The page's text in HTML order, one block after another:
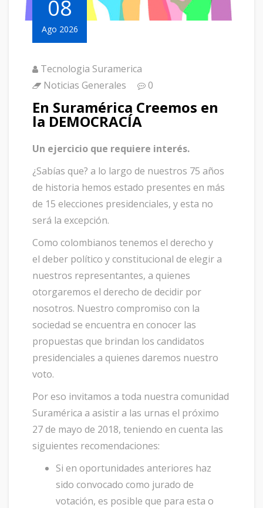
08
Ago 2026
Tecnologia Suramerica
Noticias Generales
0
En Suramérica Creemos en
la DEMOCRACÍA
Un ejercicio que requiere interés.
¿Sabías que? a lo largo de nuestros 75 años
de historia hemos estado presentes en más
de 15 elecciones presidenciales, y esta no
será la excepción.
Como colombianos tenemos el derecho y
el deber político y constitucional de elegir a
nuestros representantes, a quienes
otorgaremos el derecho de decidir por
nosotros. Nuestro compromiso con la
sociedad se encuentra en conocer las
propuestas que brindan los candidatos
presidenciales a quienes daremos nuestro
voto.
Por eso invitamos a toda nuestra comunidad
Suramérica a asistir a las urnas el próximo
27 de mayo de 2018, teniendo en cuenta las
siguientes recomendaciones:
Si en oportunidades anteriores haz
sido convocado como jurado de
votación, es posible que para esta o